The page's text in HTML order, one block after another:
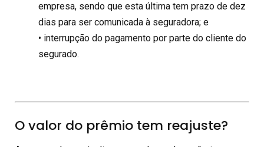
empresa, sendo que esta última tem prazo de dez
dias para ser comunicada à seguradora; e
• interrupção do pagamento por parte do cliente do
segurado.
O valor do prêmio tem reajuste?